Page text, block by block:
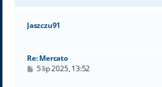
Jaszczu91
Re: Mercato
P5 lip 2025, 13:52